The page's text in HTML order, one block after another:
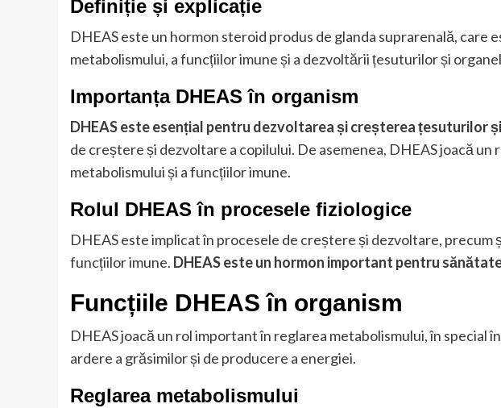
Definiție și explicație
DHEAS este un hormon steroid produs de glanda suprarenală, care
metabolismului, a funcțiilor imune și a dezvoltării țesuturilor și
Importanța DHEAS în organism
DHEAS este esențial pentru dezvoltarea și creșterea țesuturilor
de creștere și dezvoltare a copilului. De asemenea, DHEAS joacă un
metabolismului și a funcțiilor imune.
Rolul DHEAS în procesele fiziologice
DHEAS este implicat în procesele de creștere și dezvoltare, precum
funcțiilor imune. DHEAS este un hormon important pentru
Funcțiile DHEAS în organism
DHEAS joacă un rol important în reglarea metabolismului, în special
ardere a grăsimilor și de producere a energiei.
Reglarea metabolismului